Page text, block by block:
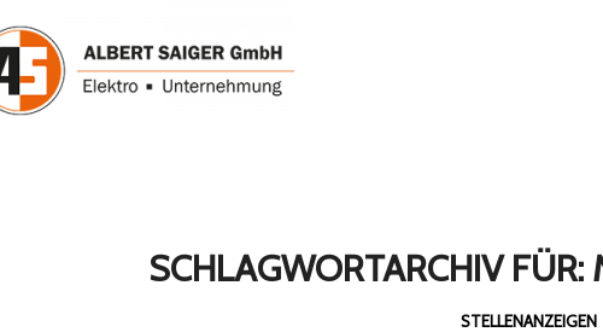
SCHLAGWORTARCHIV FÜR:
STELLENANZEIGEN